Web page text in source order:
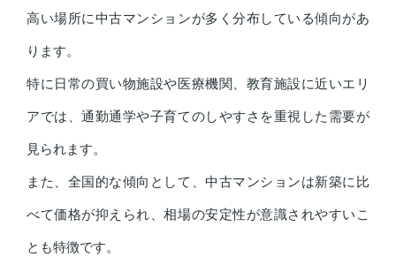
高い場所に中古マンションが多く分布している傾向があ
ります。
特に日常の買い物施設や医療機関、教育施設に近いエリ
アでは、通勤通学や子育てのしやすさを重視した需要が
見られます。
また、全国的な傾向として、中古マンションは新築に比
べて価格が抑えられ、相場の安定性が意識されやすいこ
とも特徴です。